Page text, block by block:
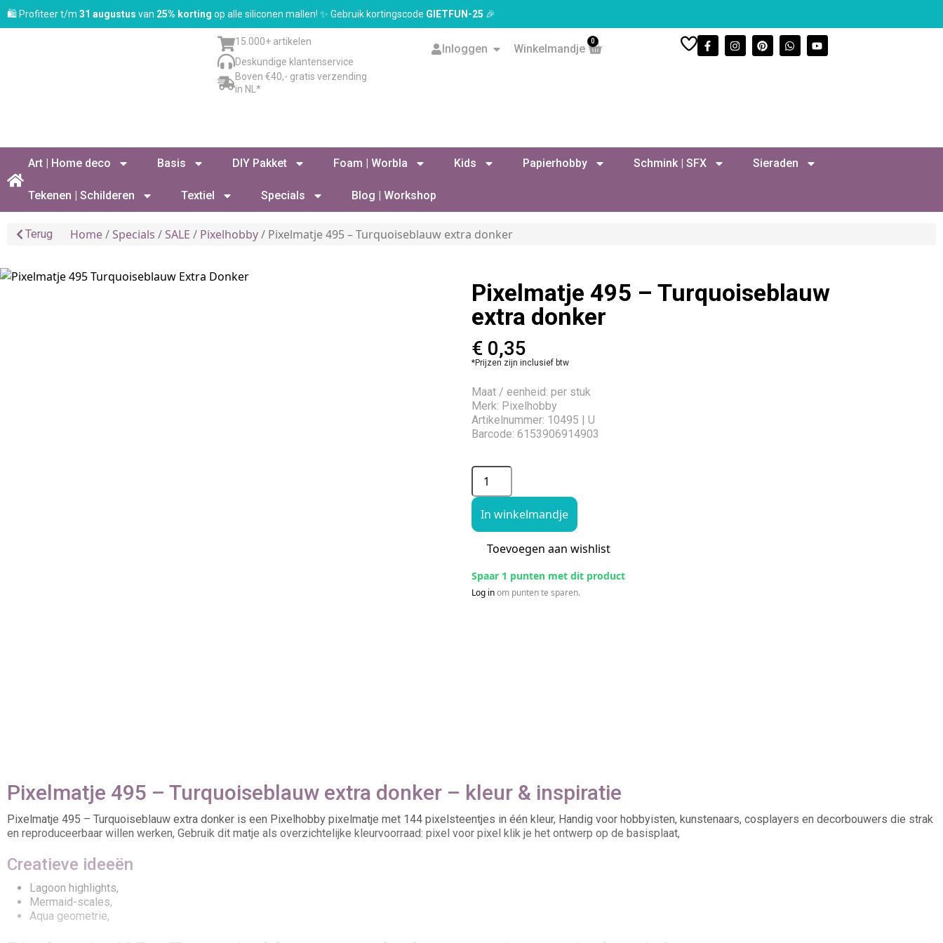
🛍️ Profiteer t/m 31 augustus van 25% korting op alle siliconen mallen! ✨ Gebruik kortingscode GIETFUN-25 🎉
15.000+ artikelen
Deskundige klantenservice
Boven €40,- gratis verzending
in NL*
Inloggen Winkelmandje
0
Art | Home deco Basis DIY Pakket Foam | Worbla Kids Papierhobby Schmink | SFX Sieraden
Tekenen | Schilderen Textiel Specials Blog | Workshop
Terug Home/Specials /SALE / Pixelhobby/ Pixelmatje 495 – Turquoiseblauw extra donker
Pixelmatje 495 – Turquoiseblauw
extra donker
€ 0,35
*Prijzen zijn inclusief btw
Maat / eenheid: per stuk
Merk: Pixelhobby
Artikelnummer: 10495 | U
Barcode: 6153906914903
In winkelmandje
Toevoegen aan wishlist
Spaar 1 punten met dit product
Log inom punten te sparen.
Pixelmatje 495 – Turquoiseblauw extra donker – kleur & inspiratie
Pixelmatje 495 – Turquoiseblauw extra donker is een Pixelhobby pixelmatje met 144 pixelsteentjes in één kleur, Handig voor hobbyisten, kunstenaars, cosplayers en decorbouwers die strak
en reproduceerbaar willen werken, Gebruik dit matje als overzichtelijke kleurvoorraad: pixel voor pixel klik je het ontwerp op de basisplaat,
Creatieve ideeën
Lagoon highlights,
Mermaid-scales,
Aqua geometrie,